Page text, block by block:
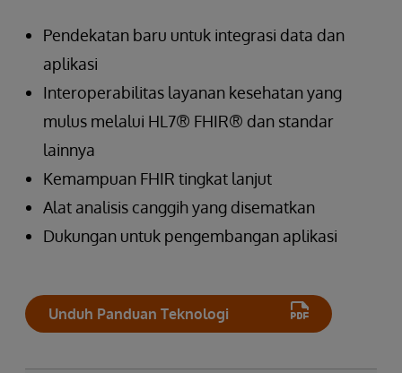
Pendekatan baru untuk integrasi data dan
aplikasi
Interoperabilitas layanan kesehatan yang
mulus melalui HL7® FHIR® dan standar
lainnya
Kemampuan FHIR tingkat lanjut
Alat analisis canggih yang disematkan
Dukungan untuk pengembangan aplikasi
Unduh Panduan Teknologi